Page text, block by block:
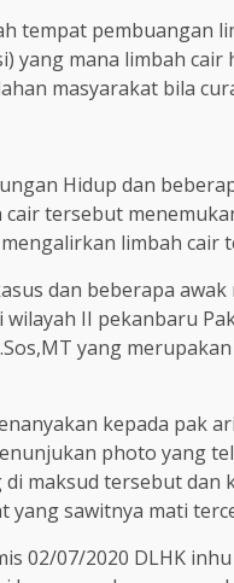
tempat pembuangan
yang mana limbah
masyarakat bila
Hidup dan
tersebut
limbah cair
dan beberapa
wilayah II pekanbaru
yang
kepada pak
photo yang
maksud tersebut
yang sawitnya mati
02/07/2020 DLHK